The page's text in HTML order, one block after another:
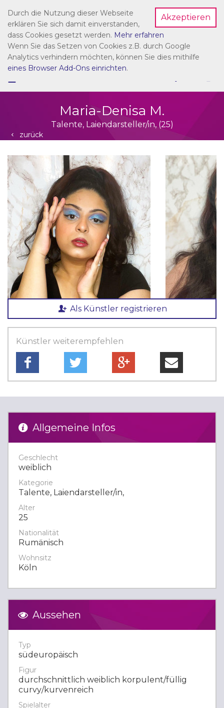
Dein Account
☰
Maria-Denisa M.
zurück
Talente, Laiendarsteller/in, (25)
Als Künstler registrieren
Künstler weiterempfehlen
Allgemeine Infos
Geschlecht
weiblich
Kategorie
Talente, Laiendarsteller/in,
Alter
25
Nationalität
Rumänisch
Wohnsitz
Köln
Aussehen
Typ
südeuropäisch
Figur
durchschnittlich weiblich korpulent/füllig
curvy/kurvenreich
Spielalter
Akzeptieren
Durch die Nutzung dieser Webseite
erklären Sie sich damit einverstanden,
dass Cookies gesetzt werden. Mehr erfahren
Wenn Sie das Setzen von Cookies z.B. durch Google
Analytics verhindern möchten, können Sie dies mithilfe
eines Browser Add-Ons einrichten.